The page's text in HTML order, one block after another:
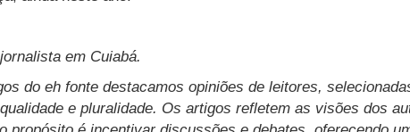
em Cuiabá.
do eh fonte destacamos opiniões de leitores,
e pluralidade. Os artigos refletem as visões dos